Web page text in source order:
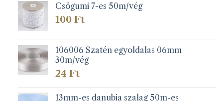
279 Ft
Csögumi 7-es 50m/vég
100 Ft
106006 Szatén egyoldalas 06mm
30m/vég
24 Ft
13mm-es danubia szalag 50m-es